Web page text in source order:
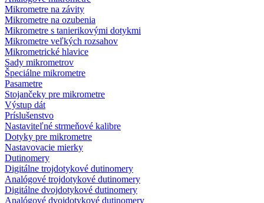
Mikrometre na závity
Mikrometre na ozubenia
Mikrometre s tanierikovými dotykmi
Mikrometre veľkých rozsahov
Mikrometrické hlavice
Sady mikrometrov
Špeciálne mikrometre
Pasametre
Stojančeky pre mikrometre
Výstup dát
Príslušenstvo
Nastaviteľné strmeňové kalibre
Dotyky pre mikrometre
Nastavovacie mierky
Dutinomery
Digitálne trojdotykové dutinomery
Analógové trojdotykové dutinomery
Digitálne dvojdotykové dutinomery
Analógové dvojdotykové dutinomery